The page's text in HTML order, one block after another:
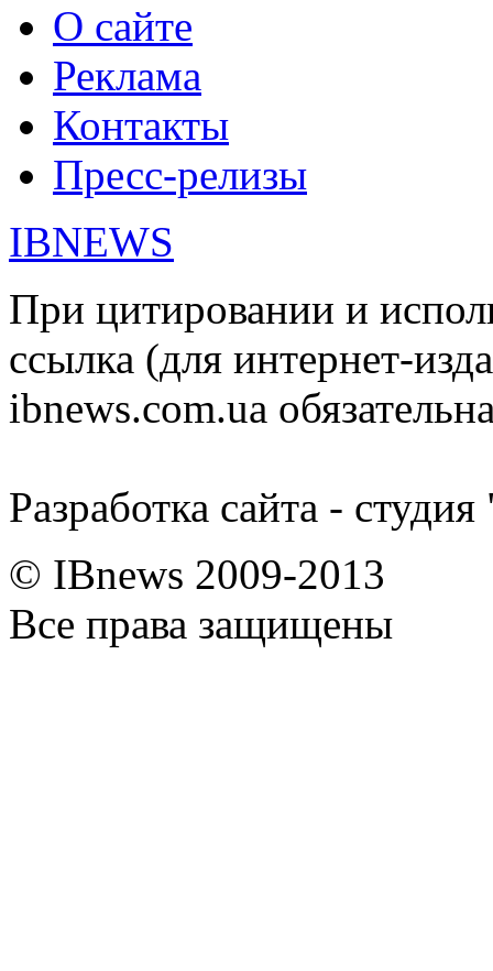
О сайте
Реклама
Контакты
Пресс-релизы
IBNEWS
При цитировании и
ссылка (для интернет-
ibnews.com.ua
Разработка сайта -
© IBnews 2009-2013
Все права защищены